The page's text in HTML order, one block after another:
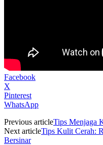
Facebook
X
Pinterest
WhatsApp
Previous articleTips Menjaga
Next articleTips Kulit Cerah:
Bersinar